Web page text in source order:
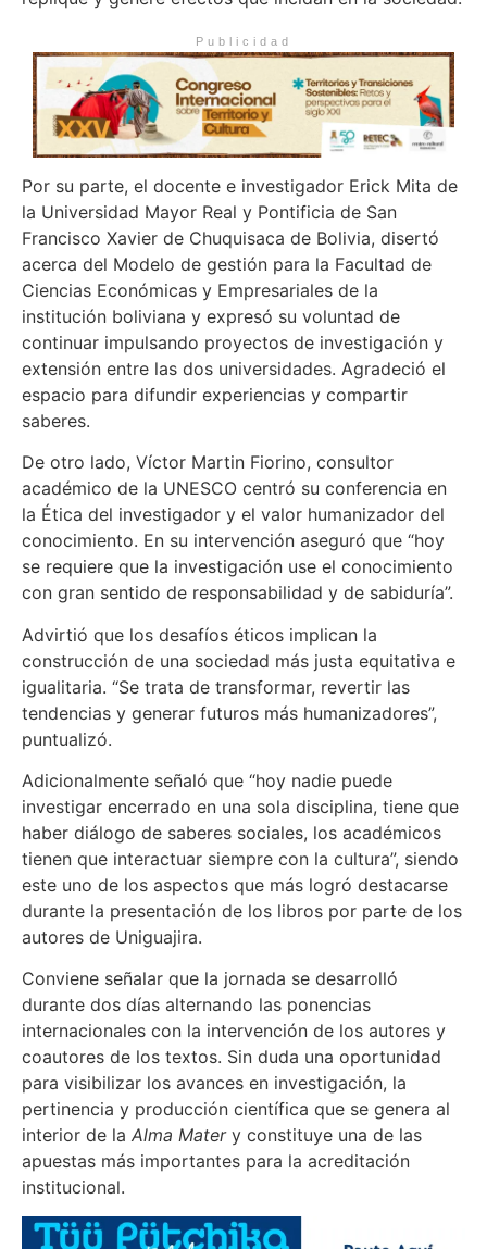
Publicidad
Por su parte, el docente e investigador Erick Mita de
la Universidad Mayor Real y Pontificia de San
Francisco Xavier de Chuquisaca de Bolivia, disertó
acerca del Modelo de gestión para la Facultad de
Ciencias Económicas y Empresariales de la
institución boliviana y expresó su voluntad de
continuar impulsando proyectos de investigación y
extensión entre las dos universidades. Agradeció el
espacio para difundir experiencias y compartir
saberes.
De otro lado, Víctor Martin Fiorino, consultor
académico de la UNESCO centró su conferencia en
la Ética del investigador y el valor humanizador del
conocimiento. En su intervención aseguró que “hoy
se requiere que la investigación use el conocimiento
con gran sentido de responsabilidad y de sabiduría”.
Advirtió que los desafíos éticos implican la
construcción de una sociedad más justa equitativa e
igualitaria. “Se trata de transformar, revertir las
tendencias y generar futuros más humanizadores”,
puntualizó.
Adicionalmente señaló que “hoy nadie puede
investigar encerrado en una sola disciplina, tiene que
haber diálogo de saberes sociales, los académicos
tienen que interactuar siempre con la cultura”, siendo
este uno de los aspectos que más logró destacarse
durante la presentación de los libros por parte de los
autores de Uniguajira.
Conviene señalar que la jornada se desarrolló
durante dos días alternando las ponencias
internacionales con la intervención de los autores y
coautores de los textos. Sin duda una oportunidad
para visibilizar los avances en investigación, la
pertinencia y producción científica que se genera al
interior de la Alma Matery constituye una de las
apuestas más importantes para la acreditación
institucional.